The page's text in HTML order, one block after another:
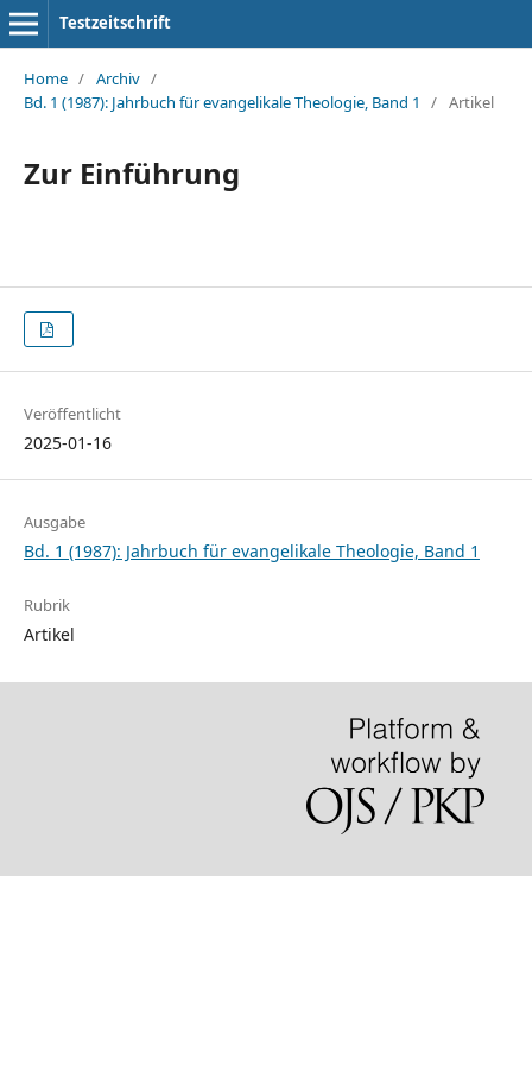
Testzeitschrift
Home / Archiv /
Bd. 1 (1987): Jahrbuch für evangelikale Theologie, Band 1
/ Artikel
Zur Einführung
Veröffentlicht
2025-01-16
Ausgabe
Bd. 1 (1987): Jahrbuch für evangelikale Theologie, Band 1
Rubrik
Artikel